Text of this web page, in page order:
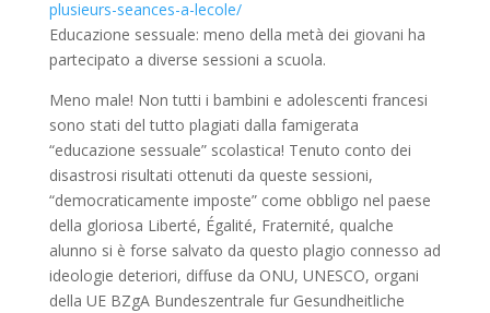
plusieurs-seances-a-lecole/
Educazione sessuale: meno della metà dei giovani ha
partecipato a diverse sessioni a scuola.
Meno male! Non tutti i bambini e adolescenti francesi
sono stati del tutto plagiati dalla famigerata
“educazione sessuale” scolastica! Tenuto conto dei
disastrosi risultati ottenuti da queste sessioni,
“democraticamente imposte” come obbligo nel paese
della gloriosa Liberté, Égalité, Fraternité, qualche
alunno si è forse salvato da questo plagio connesso ad
ideologie deteriori, diffuse da ONU, UNESCO, organi
della UE BZgA Bundeszentrale fur Gesundheitliche